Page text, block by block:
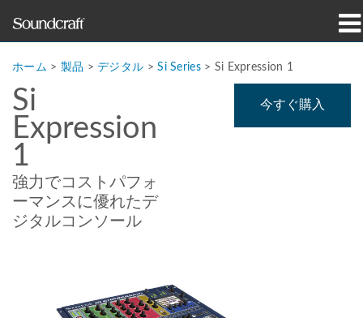
導入事例とニュース
購入先
トレーニング
サポート
ホーム > 製品 >デジタル >Si Series> Si Expression 1
Si
Expression
1
強力でコストパフォ
ーマンスに優れたデ
ジタルコンソール
今すぐ購入